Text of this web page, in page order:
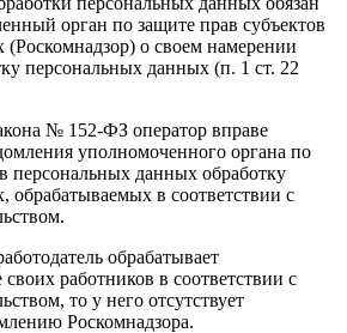
орган по защите прав субъектов
о своем намерении
персональных данных (п. 1 ст. 22
№ 152-ФЗ оператор вправе
уполномоченного органа по
персональных данных обработку
обрабатываемых в соответствии с
обрабатывает
работников в соответствии с
то у него отсутствует
Роскомнадзора.